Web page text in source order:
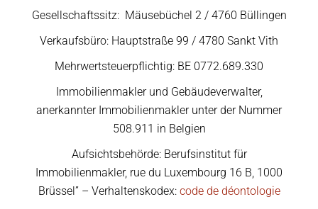
Gesellschaftssitz: Mäusebüchel 2 / 4760 Büllingen
Verkaufsbüro: Hauptstraße 99 / 4780 Sankt Vith
Mehrwertsteuerpflichtig: BE 0772.689.330
Immobilienmakler und Gebäudeverwalter,
anerkannter Immobilienmakler unter der Nummer
508.911 in Belgien
Aufsichtsbehörde: Berufsinstitut für
Immobilienmakler, rue du Luxembourg 16 B, 1000
Brüssel” – Verhaltenskodex: code de déontologie